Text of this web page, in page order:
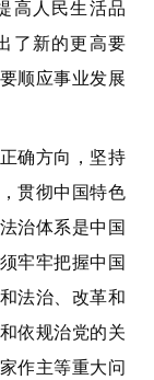
高人民生活品
了新的更高要
顺应事业发展
确方向，坚持
贯彻中国特色
治体系是中国
牢牢把握中国
法治、改革和
依规治党的关
作主等重大问